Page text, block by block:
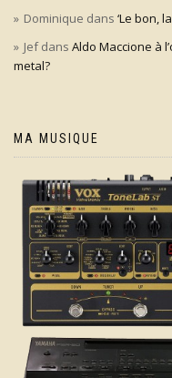
Dominique dans ‘Le bon,
Jefdans Aldo Maccione à
metal?
MA MUSIQUE